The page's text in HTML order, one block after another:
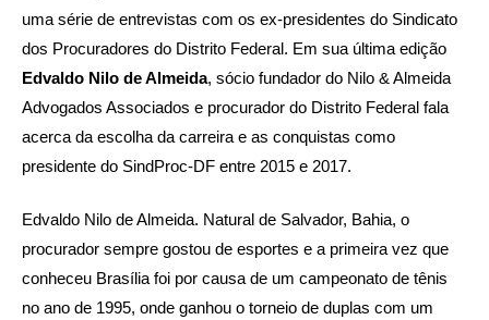
uma série de entrevistas com os ex-presidentes do Sindicato
dos Procuradores do Distrito Federal. Em sua última edição
Edvaldo Nilo de Almeida, sócio fundador do Nilo & Almeida
Advogados Associados e procurador do Distrito Federal fala
acerca da escolha da carreira e as conquistas como
presidente do SindProc-DF entre 2015 e 2017.
Edvaldo Nilo de Almeida. Natural de Salvador, Bahia, o
procurador sempre gostou de esportes e a primeira vez que
conheceu Brasília foi por causa de um campeonato de tênis
no ano de 1995, onde ganhou o torneio de duplas com um